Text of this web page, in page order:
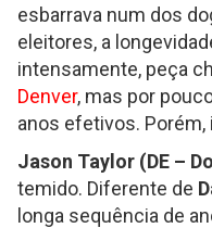
esbarrava num dos
eleitores, a
intensamente, peça
Denver, mas por
anos efetivos.
Jason Taylor (DE –
temido. Diferente de
longa sequência de